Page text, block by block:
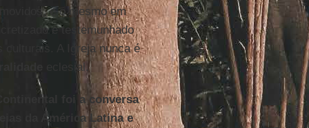
e o mesmo em
e testemunhado
culturais. A Igreja nunca é
eclesial.
foi a conversa
da América Latina e